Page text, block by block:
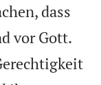
dass
vor Gott.